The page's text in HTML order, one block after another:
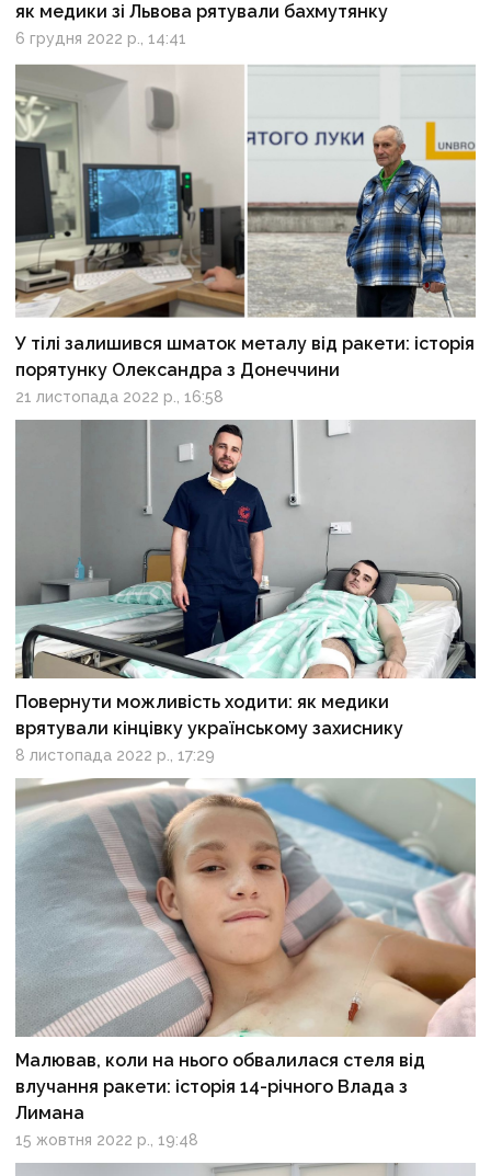
як медики зі Львова рятували бахмутянку
6 грудня 2022 р., 14:41
У тілі залишився шматок металу від ракети: історія
порятунку Олександра з Донеччини
21 листопада 2022 р., 16:58
Повернути можливість ходити: як медики
врятували кінцівку українському захиснику
8 листопада 2022 р., 17:29
Малював, коли на нього обвалилася стеля від
влучання ракети: історія 14-річного Влада з
Лимана
15 жовтня 2022 р., 19:48